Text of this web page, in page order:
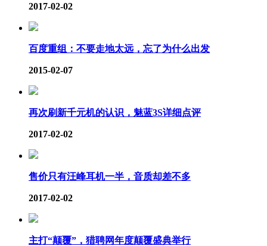
2017-02-02
百度重组：不要走地太远，忘了为什么出发
2015-02-07
再次刷新千元机的认识，魅蓝3S详细点评
2017-02-02
售价只有汪峰耳机一半，音质却差不多
2017-02-02
主打“颠覆”，猎聘网年度颠覆盛典举行